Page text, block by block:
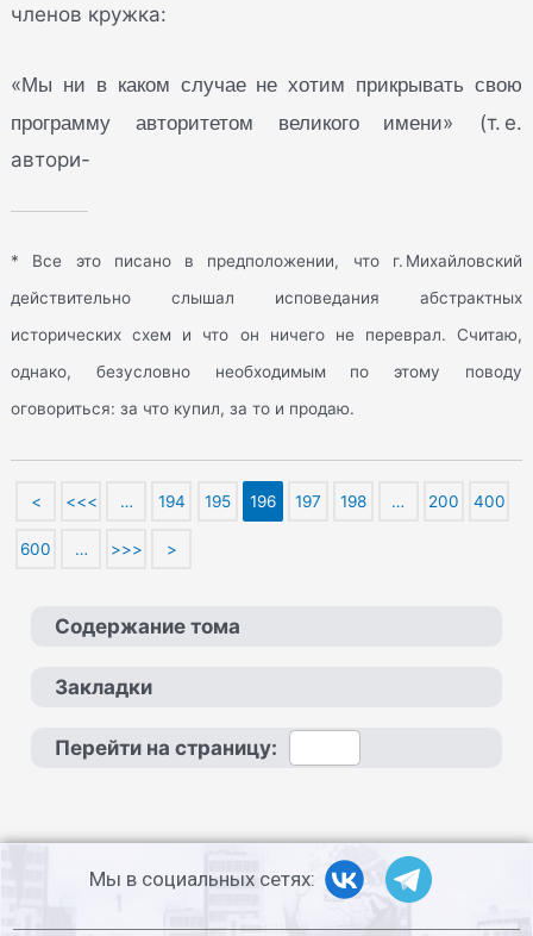
членов кружка:
«Мы ни в каком случае не хотим прикрывать свою
программу авторитетом великого имени» (т. е.
автори-
* Все это писано в предположении, что г. Михайловский
действительно слышал исповедания абстрактных
исторических схем и что он ничего не переврал. Считаю,
однако, безусловно необходимым по этому поводу
оговориться: за что купил, за то и продаю.
< <<< … 194 195 196 197 198 … 200 400
600 … >>> >
Содержание тома
Закладки
Перейти на страницу:
Мы в социальных сетях: